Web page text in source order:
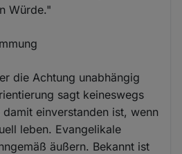
Würde."
die Achtung unabhängig
sagt keineswegs
einverstanden ist, wenn
leben. Evangelikale
äußern. Bekannt ist